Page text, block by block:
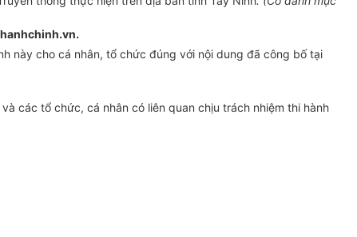
này cho cá nhân, tổ chức đúng với nội dung đã công bố tại
các tổ chức, cá nhân có liên quan chịu trách nhiệm thi hành